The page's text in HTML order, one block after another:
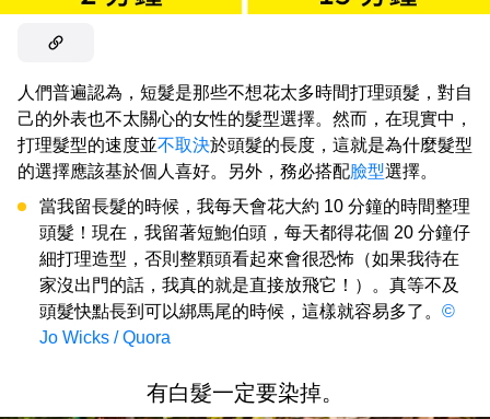
人們普遍認為，短髮是那些不想花太多時間打理頭髮，對自
己的外表也不太關心的女性的髮型選擇。然而，在現實中，
打理髮型的速度並不取決於頭髮的長度，這就是為什麼髮型
的選擇應該基於個人喜好。另外，務必搭配臉型選擇。
當我留長髮的時候，我每天會花大約 10 分鐘的時間整理
頭髮！現在，我留著短鮑伯頭，每天都得花個 20 分鐘仔
細打理造型，否則整顆頭看起來會很恐怖（如果我待在
家沒出門的話，我真的就是直接放飛它！）。真等不及
頭髮快點長到可以綁馬尾的時候，這樣就容易多了。 ©
Jo Wicks / Quora
有白髮一定要染掉。